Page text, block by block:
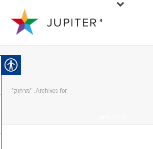
Archives for: "מרחוק"